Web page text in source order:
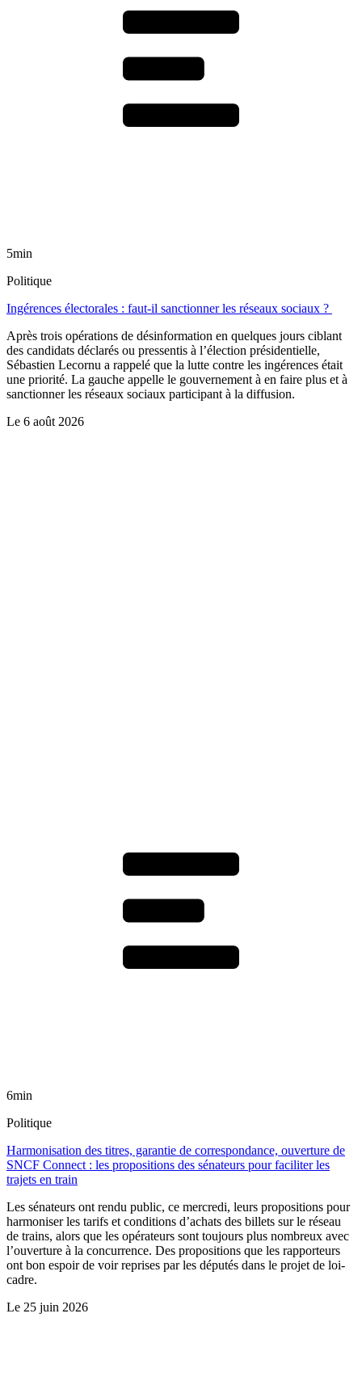
5min
Politique
Ingérences électorales : faut-il sanctionner les réseaux sociaux ?
Après trois opérations de désinformation en quelques jours ciblant
des candidats déclarés ou pressentis à l’élection présidentielle,
Sébastien Lecornu a rappelé que la lutte contre les ingérences était
une priorité. La gauche appelle le gouvernement à en faire plus et à
sanctionner les réseaux sociaux participant à la diffusion.
Le 6 août 2026
6min
Politique
Harmonisation des titres, garantie de correspondance, ouverture de
SNCF Connect : les propositions des sénateurs pour faciliter les
trajets en train
Les sénateurs ont rendu public, ce mercredi, leurs propositions pour
harmoniser les tarifs et conditions d’achats des billets sur le réseau
de trains, alors que les opérateurs sont toujours plus nombreux avec
l’ouverture à la concurrence. Des propositions que les rapporteurs
ont bon espoir de voir reprises par les députés dans le projet de loi-
cadre.
Le 25 juin 2026